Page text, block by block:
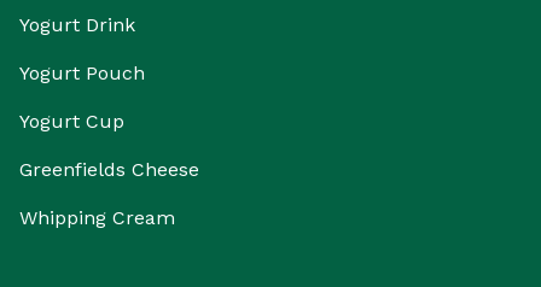
Yogurt Drink
Yogurt Pouch
Yogurt Cup
Greenfields Cheese
Whipping Cream